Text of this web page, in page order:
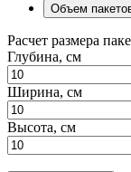
Объем
Расчет размера
Глубина, см
Ширина, см
Высота, см